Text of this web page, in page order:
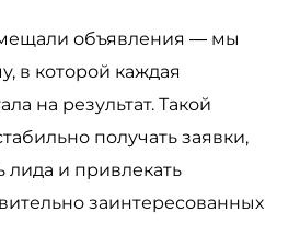
объявления — мы
в которой каждая
на результат. Такой
получать заявки,
лида и привлекать
заинтересованных